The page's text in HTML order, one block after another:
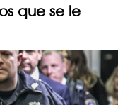
que se le